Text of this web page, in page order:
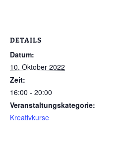
DETAILS
Datum:
10. Oktober 2022
Zeit:
16:00 - 20:00
Veranstaltungskategorie:
Kreativkurse